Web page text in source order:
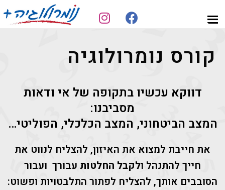
to
content
to
מאייה
נומרולוגיה
פורצת
דרך
קורס נומרולוגיה
דווקא עכשיו בתקופה של אי ודאות
מסביבנו:
המצב הביטחוני, המצב הכלכלי, הפוליטי…
את חייבת למצוא את האיזון, להצליח לנווט את
חייך להתנהל ולקבל החלטות עבורך ועבור
הסובבים אותך, להצליח לפתור התלבטויות ופשוט: